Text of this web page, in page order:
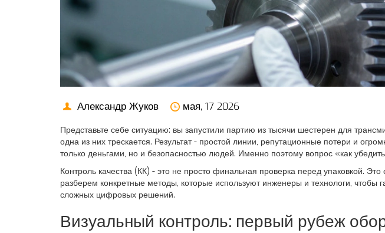
Александр Жуков мая, 17 2026
Представьте себе ситуацию: вы запустили партию из тысячи шестерен для
одна из них трескается. Результат - простой линии, репутационные потери и
только деньгами, но и безопасностью людей. Именно поэтому вопрос «как
Контроль качества (КК) - это не просто финальная проверка перед упаковкой.
разберем конкретные методы, которые используют инженеры и технологи, чтобы
сложных цифровых решений.
Визуальный контроль: первый рубеж